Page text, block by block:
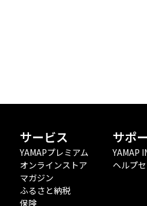
サービス
YAMAPプレミアム
オンラインストア
マガジン
ふるさと納税
保険
サポ
YAMAP
ヘルプ